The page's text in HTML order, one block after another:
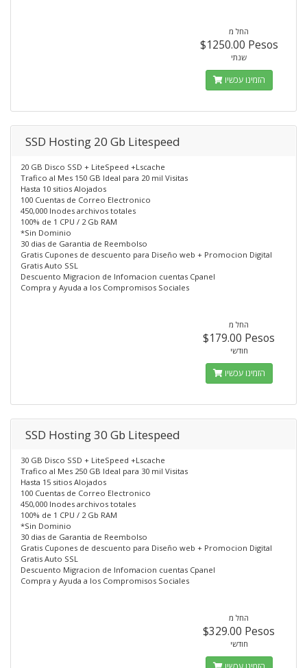
החל מ
$1250.00 Pesos
שנתי
הזמינו עכשיו
SSD Hosting 20 Gb Litespeed
20 GB Disco SSD + LiteSpeed +Lscache
Trafico al Mes 150 GB Ideal para 20 mil Visitas
Hasta 10 sitios Alojados
100 Cuentas de Correo Electronico
450,000 Inodes archivos totales
100% de 1 CPU / 2 Gb RAM
*Sin Dominio
30 dias de Garantia de Reembolso
Gratis Cupones de descuento para Diseño web + Promocion Digital
Gratis Auto SSL
Descuento Migracion de Infomacion cuentas Cpanel
Compra y Ayuda a los Compromisos Sociales
החל מ
$179.00 Pesos
חודשי
הזמינו עכשיו
SSD Hosting 30 Gb Litespeed
30 GB Disco SSD + LiteSpeed +Lscache
Trafico al Mes 250 GB Ideal para 30 mil Visitas
Hasta 15 sitios Alojados
100 Cuentas de Correo Electronico
450,000 Inodes archivos totales
100% de 1 CPU / 2 Gb RAM
*Sin Dominio
30 dias de Garantia de Reembolso
Gratis Cupones de descuento para Diseño web + Promocion Digital
Gratis Auto SSL
Descuento Migracion de Infomacion cuentas Cpanel
Compra y Ayuda a los Compromisos Sociales
החל מ
$329.00 Pesos
חודשי